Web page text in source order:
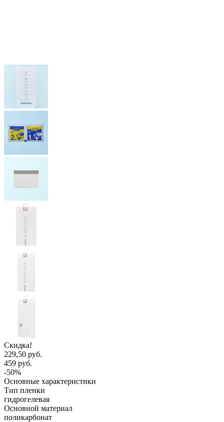
Скидка!
229,50 руб.
459 руб.
-50%
Основные характеристики
Тип пленки
гидрогелевая
Основной материал
поликарбонат